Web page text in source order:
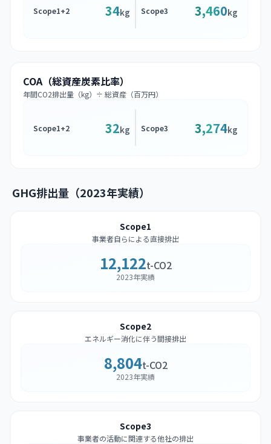
Scope1+2 34kg Scope3 3,460kg
COA（総資産炭素比率）
年間CO2排出量（kg）÷ 総資産（百万円）
Scope1+2 32kg Scope3 3,274kg
GHG排出量（2023年実績）
Scope1
事業者自らによる直接排出
12,122t-CO2
2023年実績
Scope2
エネルギー消化に伴う間接排出
8,804t-CO2
2023年実績
Scope3
事業者の活動に関連する他社の排出